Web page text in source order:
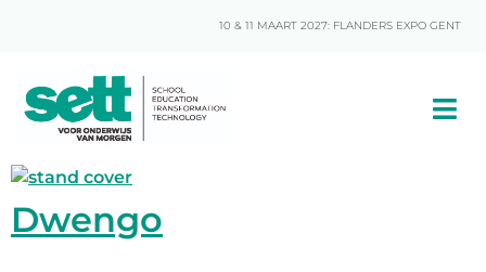
10 & 11 MAART 2027: FLANDERS EXPO GENT
Dwengo